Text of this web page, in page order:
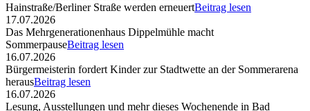
Hainstraße/Berliner Straße werden erneuertBeitrag lesen
17.07.2026
Das Mehrgenerationenhaus Dippelmühle macht
SommerpauseBeitrag lesen
16.07.2026
Bürgermeisterin fordert Kinder zur Stadtwette an der Sommerarena
herausBeitrag lesen
16.07.2026
Lesung, Ausstellungen und mehr dieses Wochenende in Bad